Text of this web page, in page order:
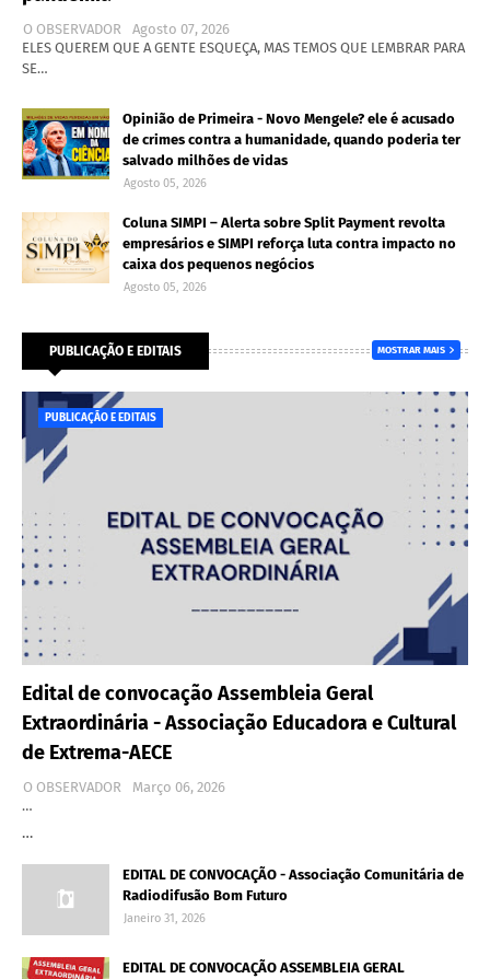
O OBSERVADOR
Agosto 07, 2026
ELES QUEREM QUE A GENTE ESQUEÇA, MAS TEMOS QUE LEMBRAR PARA
SE…
Opinião de Primeira - Novo Mengele? ele é acusado
de crimes contra a humanidade, quando poderia ter
salvado milhões de vidas
Agosto 05, 2026
Coluna SIMPI – Alerta sobre Split Payment revolta
empresários e SIMPI reforça luta contra impacto no
caixa dos pequenos negócios
Agosto 05, 2026
PUBLICAÇÃO E EDITAIS MOSTRAR MAIS
PUBLICAÇÃO E EDITAIS
Edital de convocação Assembleia Geral
Extraordinária - Associação Educadora e Cultural
de Extrema-AECE
O OBSERVADOR
Março 06, 2026
…
…
EDITAL DE CONVOCAÇÃO - Associação Comunitária de
Radiodifusão Bom Futuro
Janeiro 31, 2026
EDITAL DE CONVOCAÇÃO ASSEMBLEIA GERAL